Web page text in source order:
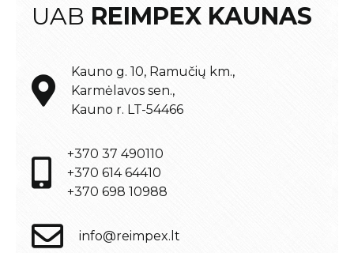
UAB REIMPEX KAUNAS
Kauno g. 10, Ramučių km.,
Karmėlavos sen.,
Kauno r. LT-54466
+370 37 490110
+370 614 64410
+370 698 10988
info@reimpex.lt